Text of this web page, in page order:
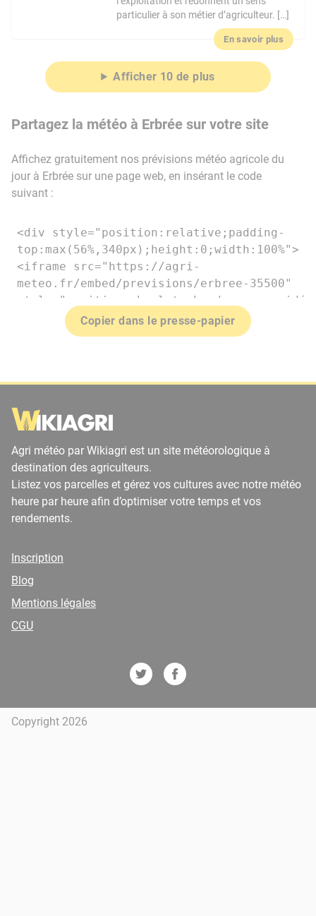
particulier à son métier d’agriculteur. […]
En savoir plus
Afficher 10 de plus
Partagez la météo à Erbrée sur votre site
Affichez gratuitement nos prévisions météo agricole du
jour à Erbrée sur une page web, en insérant le code
suivant :
Copier dans le presse-papier
Agri météo par Wikiagri est un site météorologique à
destination des agriculteurs.
Listez vos parcelles et gérez vos cultures avec notre météo
heure par heure afin d’optimiser votre temps et vos
rendements.
Inscription
Blog
Mentions légales
CGU
Copyright 2026